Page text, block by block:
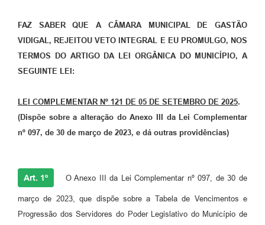
FAZ SABER QUE A CÂMARA MUNICIPAL DE GASTÃO
VIDIGAL, REJEITOU VETO INTEGRAL E EU PROMULGO, NOS
TERMOS DO ARTIGO DA LEI ORGÂNICA DO MUNICÍPIO, A
SEGUINTE LEI:
LEI COMPLEMENTAR Nº 121 DE 05 DE SETEMBRO DE 2025.
(Dispõe sobre a alteração do Anexo III da Lei Complementar
nº 097, de 30 de março de 2023, e dá outras providências)
Art. 1º O Anexo III da Lei Complementar nº 097, de 30 de
março de 2023, que dispõe sobre a Tabela de Vencimentos e
Progressão dos Servidores do Poder Legislativo do Município de